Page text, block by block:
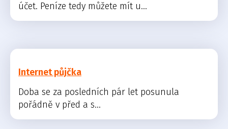
účet. Peníze tedy můžete mít u...
Internet půjčka
Doba se za posledních pár let posunula
pořádně v před a s...